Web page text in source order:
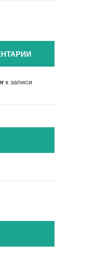
к записи